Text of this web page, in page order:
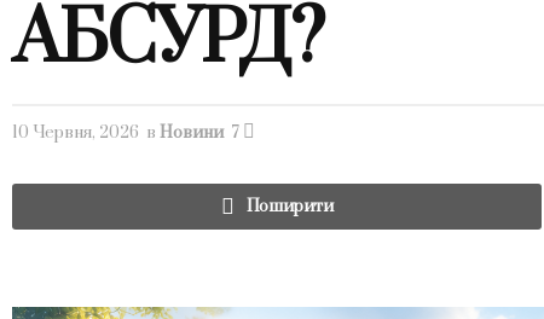
АБСУРД?
10 Червня, 2026 в Новини 7
Поширити